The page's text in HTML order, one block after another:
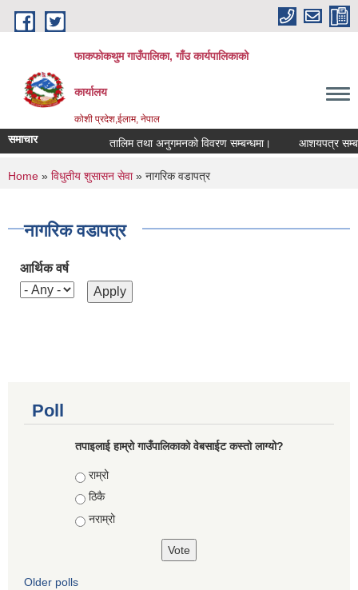
Skip to main content
फाकफोकथुम गाउँपालिका, गाँउ कार्यपालिकाको
कार्यालय
कोशी प्रदेश,ईलाम, नेपाल
समाचार तालिम तथा अनुगमनको विवरण सम्बन्धमा। आशयपत्र
You are here
Home » विधुतीय शुसासन सेवा» नागरिक वडापत्र
नागरिक वडापत्र
आर्थिक वर्ष
Poll
तपाइलाई हाम्रो गाउँपालिकाको वेबसाईट कस्तो लाग्यो?
Choices
राम्रो
ठिकै
नराम्रो
Older polls